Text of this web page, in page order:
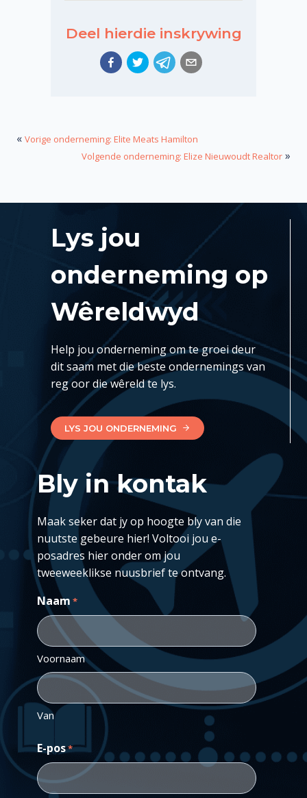
Deel hierdie inskrywing
« Vorige onderneming: Elite Meats Hamilton
Volgende onderneming: Elize Nieuwoudt Realtor »
Lys jou
onderneming op
Wêreldwyd
Help jou onderneming om te groei deur
dit saam met die beste ondernemings van
reg oor die wêreld te lys.
LYS JOU ONDERNEMING
Bly in kontak
Maak seker dat jy op hoogte bly van die
nuutste gebeure hier! Voltooi jou e-
posadres hier onder om jou
tweeweeklikse nuusbrief te ontvang.
Naam *
Voornaam
Van
E-pos*